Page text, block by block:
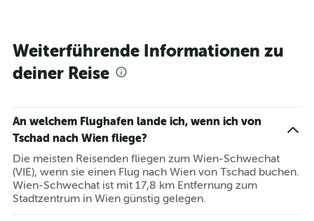
Weiterführende Informationen zu
deiner Reise
An welchem Flughafen lande ich, wenn ich von
Tschad nach Wien fliege?
Die meisten Reisenden fliegen zum Wien-Schwechat
(VIE), wenn sie einen Flug nach Wien von Tschad buchen.
Wien-Schwechat ist mit 17,8 km Entfernung zum
Stadtzentrum in Wien günstig gelegen.